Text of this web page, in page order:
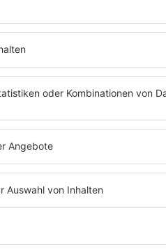
nicht oder so wenig wie
Kommt es im Rahmen der
zu stoppen.
ruhiggestellt werden.
einesärztlichen
kontaktiert werden.
ein Besuch ohne
lässt sich sicherstellen,
in der gewählten
ebenso
gewährleisten
Mobilität einher. In
Gerade